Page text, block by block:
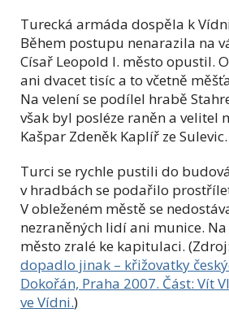
Turecká armáda dospěla k
Během postupu nenarazila na
Císař Leopold I. město opustil.
ani dvacet tisíc a to včetně
Na velení se podílel hrabě
však byl posléze raněn a velitel
Kašpar Zdeněk Kaplíř ze Sulevic.
Turci se rychle pustili do
v hradbách se podařilo
V obleženém městě se
nezraněných lidí ani munice.
město zralé ke kapitulaci. (Zdroj:
dopadlo jinak – křižovatky
Dokořán, Praha 2007. Část: Vít
ve Vídni.)